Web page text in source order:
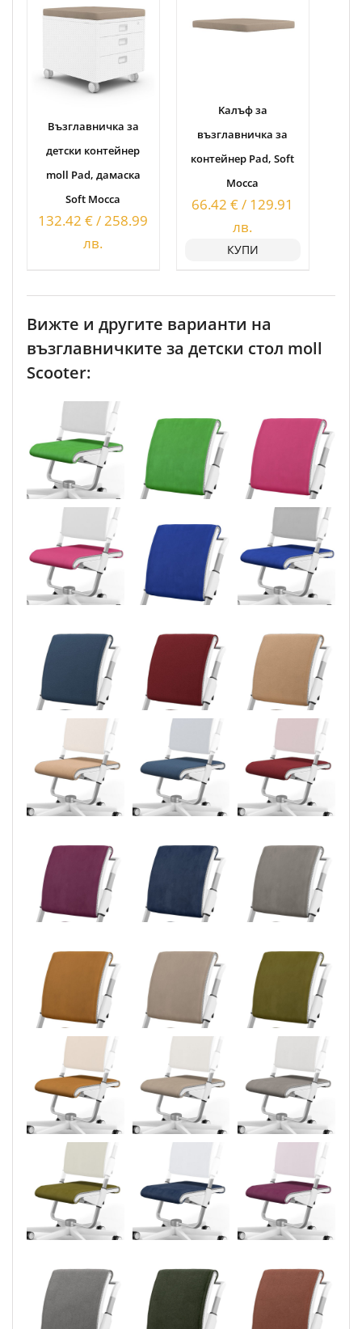
Възглавничка за
детски контейнер
moll Pad, дамаска
Soft Mocca
132.42€/258.99
лв.
Kалъф за
възглавничка за
контейнер Pad, Soft
Mocca
66.42€/ 129.91
лв.
КУПИ
Вижте и другите варианти на
възглавничките за детски стол moll
Scooter: